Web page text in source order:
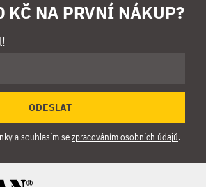
KČ NA PRVNÍ NÁKUP?
ODESLAT
a souhlasím sezpracováním osobních údajů.